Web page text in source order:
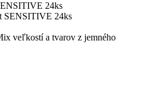
24ks
veľkostí a tvarov z jemného